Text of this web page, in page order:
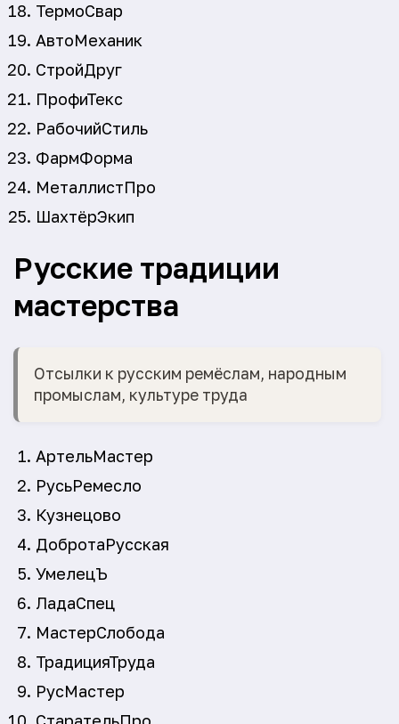
ТермоСвар
АвтоМеханик
СтройДруг
ПрофиТекс
РабочийСтиль
ФармФорма
МеталлистПро
ШахтёрЭкип
Русские традиции
мастерства
Отсылки к русским ремёслам, народным
промыслам, культуре труда
АртельМастер
РусьРемесло
Кузнецово
ДобротаРусская
УмелецЪ
ЛадаСпец
МастерСлобода
ТрадицияТруда
РусМастер